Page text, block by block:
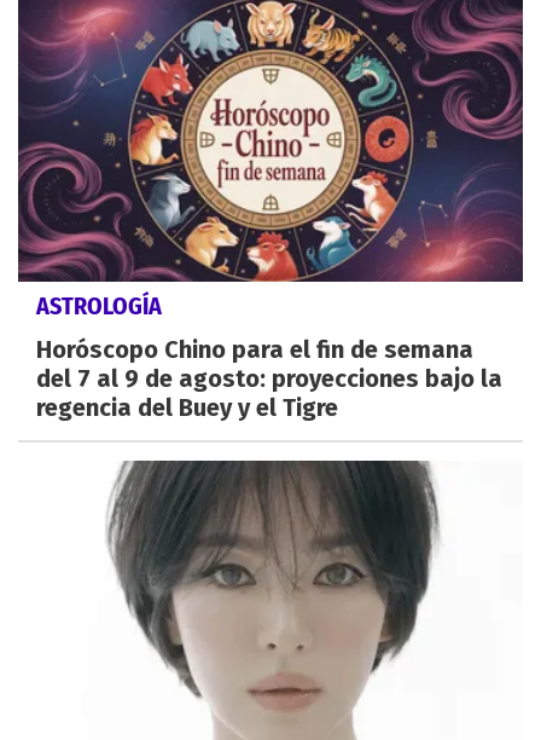
ASTROLOGÍA
Horóscopo Chino para el fin de semana
del 7 al 9 de agosto: proyecciones bajo la
regencia del Buey y el Tigre